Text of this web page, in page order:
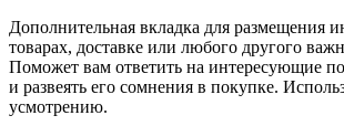
Дополнительная вкладка для размещения
товарах, доставке или любого другого
Поможет вам ответить на интересующие
и развеять его сомнения в покупке.
усмотрению.